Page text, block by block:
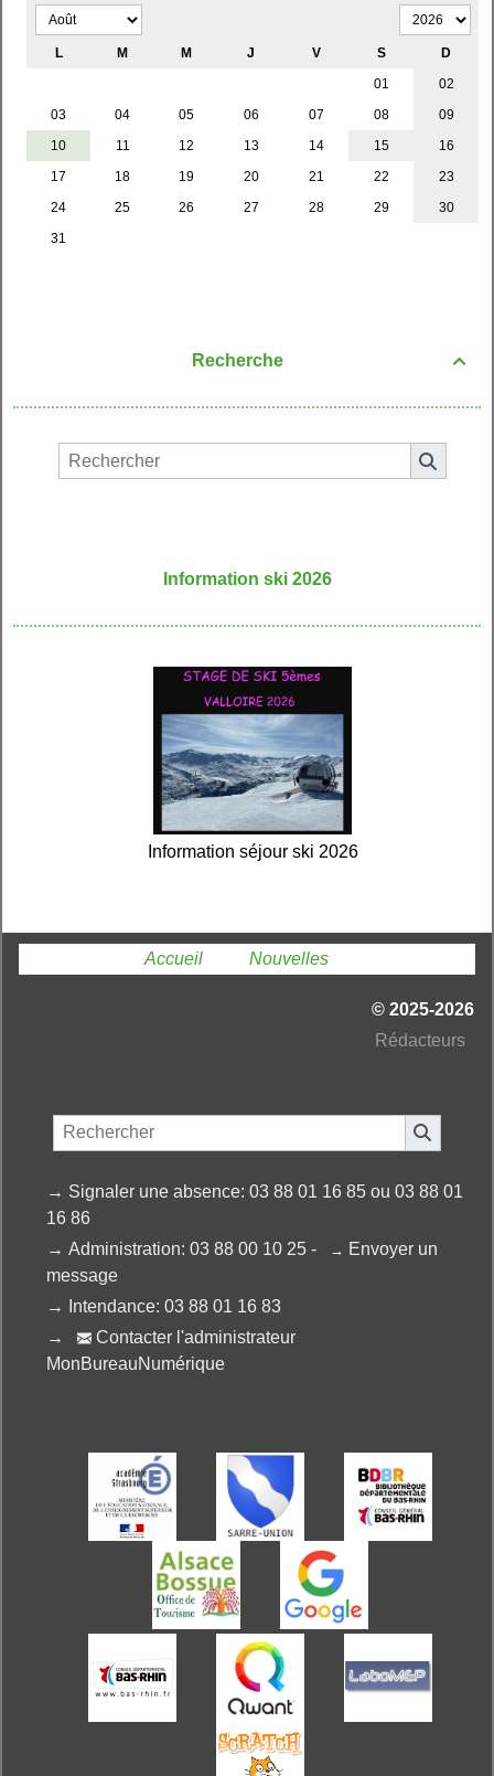

Recherche
Information ski 2026
Information séjour ski 2026
Accueil Nouvelles
© 2025-2026
Rédacteurs
→ Signaler une absence: 03 88 01 16 85 ou 03 88 01
16 86
→ Administration: 03 88 00 10 25 - →
Envoyer un
message
→
Intendance: 03 88 01 16 83
→
 Contacter l'administrateur
MonBureauNumérique